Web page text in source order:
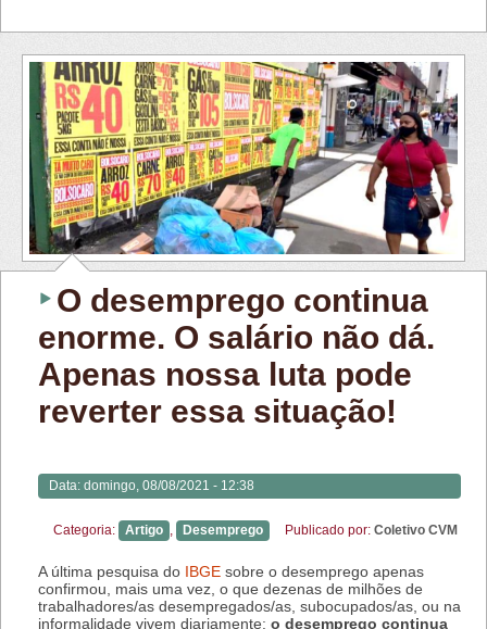
O desemprego continua
enorme. O salário não dá.
Apenas nossa luta pode
reverter essa situação!
Data: domingo, 08/08/2021 - 12:38
Categoria: Artigo Desemprego Publicado por: Coletivo CVM
A última pesquisa do IBGE sobre o desemprego apenas
confirmou, mais uma vez, o que dezenas de milhões de
trabalhadores/as desempregados/as, subocupados/as, ou na
informalidade vivem diariamente: o desemprego continua